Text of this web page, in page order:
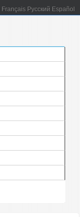
Français Русский Español